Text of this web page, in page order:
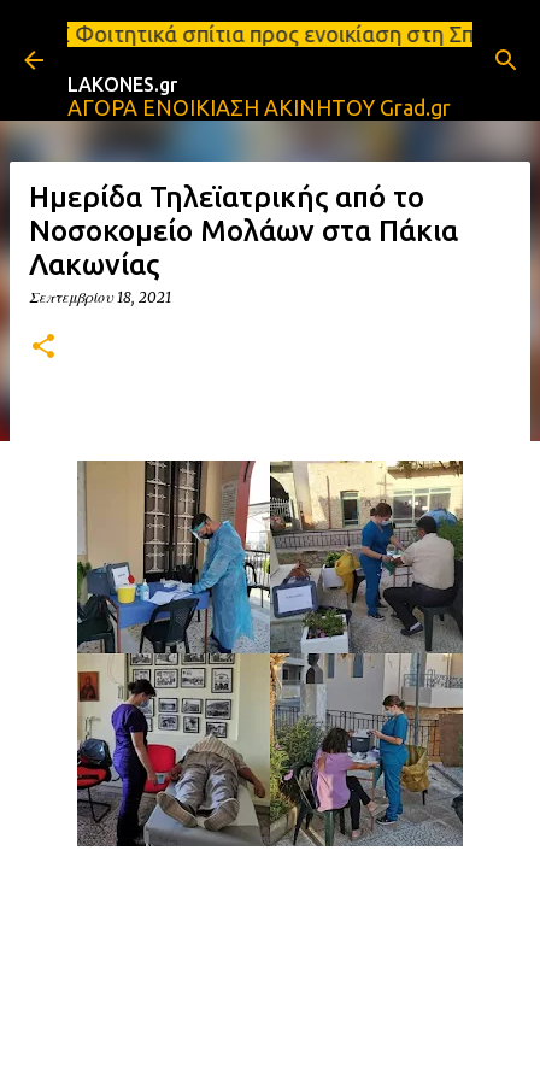
Μετάβαση στο κύριο περιεχόμενο
προς ενοικίαση στη Σπάρτη Ενοικιάσεις
LAKONES.gr
ΑΓΟΡΑ ΕΝΟΙΚΙΑΣΗ ΑΚΙΝΗΤΟΥ Grad.gr
Ημερίδα Τηλεϊατρικής από το
Νοσοκομείο Μολάων στα Πάκια
Λακωνίας
Σεπτεμβρίου 18, 2021